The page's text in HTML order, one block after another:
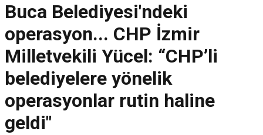
Buca Belediyesi'ndeki
operasyon... CHP İzmir
Milletvekili Yücel: “CHP’li
belediyelere yönelik
operasyonlar rutin haline
geldi"